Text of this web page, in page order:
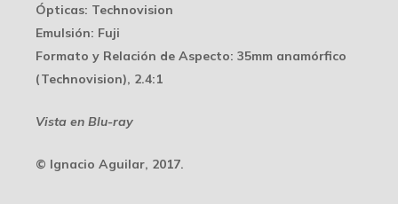
Ópticas: Technovision
Emulsión: Fuji
Formato y Relación de Aspecto: 35mm anamórfico
(Technovision), 2.4:1
Vista en Blu-ray
© Ignacio Aguilar, 2017.